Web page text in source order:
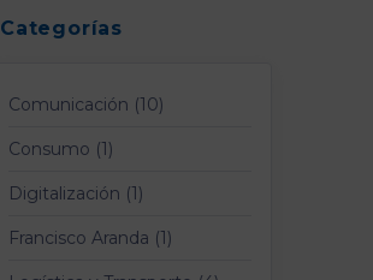
Categorías
Comunicación (10)
Consumo (1)
Digitalización (1)
Francisco Aranda (1)